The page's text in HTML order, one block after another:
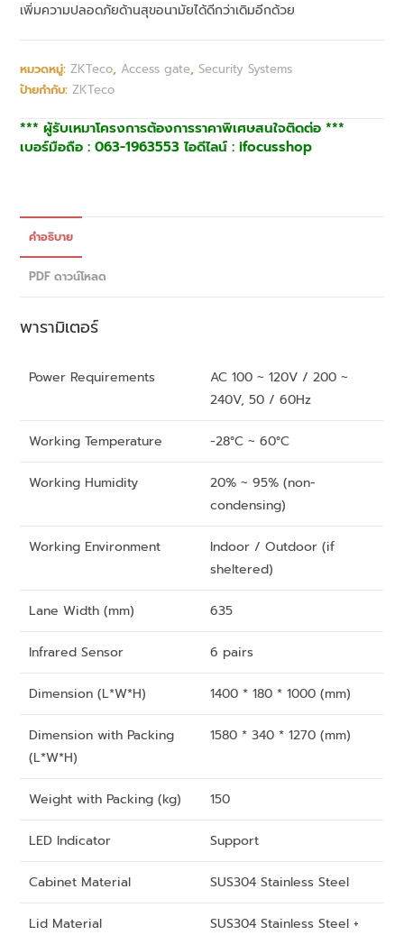
เพิ่มความปลอดภัยด้านสุขอนามัยได้ดีกว่าเดิมอีกด้วย
หมวดหมู่:ZKTeco, Access gate,Security Systems
ป้ายกำกับ:ZKTeco
*** ผู้รับเหมาโครงการต้องการราคาพิเศษสนใจติดต่อ ***
เบอร์มือถือ : 063-1963553 ไอดีไลน์ : ifocusshop
คำอธิบาย
PDF ดาวน์โหลด
พารามิเตอร์
Power Requirements
AC 100 ~ 120V / 200 ~
240V, 50 / 60Hz
Working Temperature -28°C ~ 60°C
Working Humidity
20% ~ 95% (non-
condensing)
Working Environment
Indoor / Outdoor (if
sheltered)
Lane Width (mm) 635
Infrared Sensor 6 pairs
Dimension (L*W*H) 1400 * 180 * 1000 (mm)
Dimension with Packing
(L*W*H)
1580 * 340 * 1270 (mm)
Weight with Packing (kg) 150
LED Indicator Support
Cabinet Material SUS304 Stainless Steel
Lid Material
SUS304 Stainless Steel +